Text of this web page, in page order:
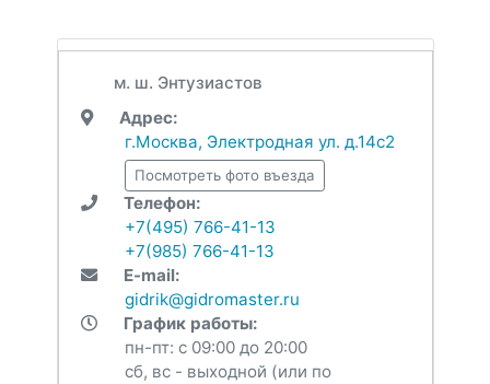
м. ш. Энтузиастов
Адрес:
г.Москва, Электродная ул. д.14с2
Посмотреть фото въезда
Телефон:
+7(495) 766-41-13
+7(985) 766-41-13
E-mail:
gidrik@gidromaster.ru
График работы:
пн-пт: с 09:00 до 20:00
сб, вс - выходной (или по